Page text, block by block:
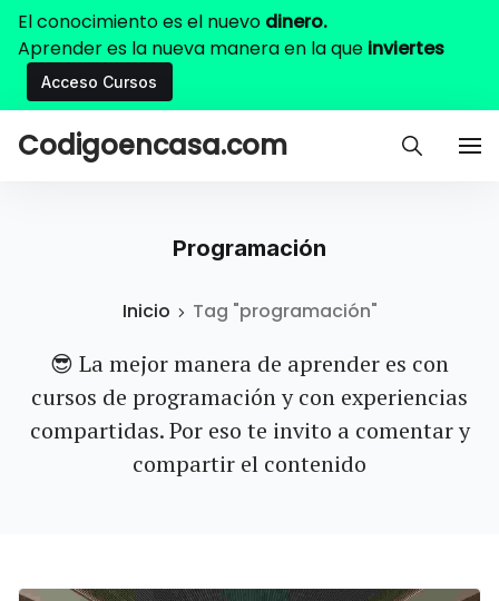
El conocimiento es el nuevo dinero.
Aprender es la nueva manera en la que inviertes
Acceso Cursos
Codigoencasa.com
Programación
Inicio Tag "programación"
😎 La mejor manera de aprender es con
cursos de programación y con experiencias
compartidas. Por eso te invito a comentar y
compartir el contenido